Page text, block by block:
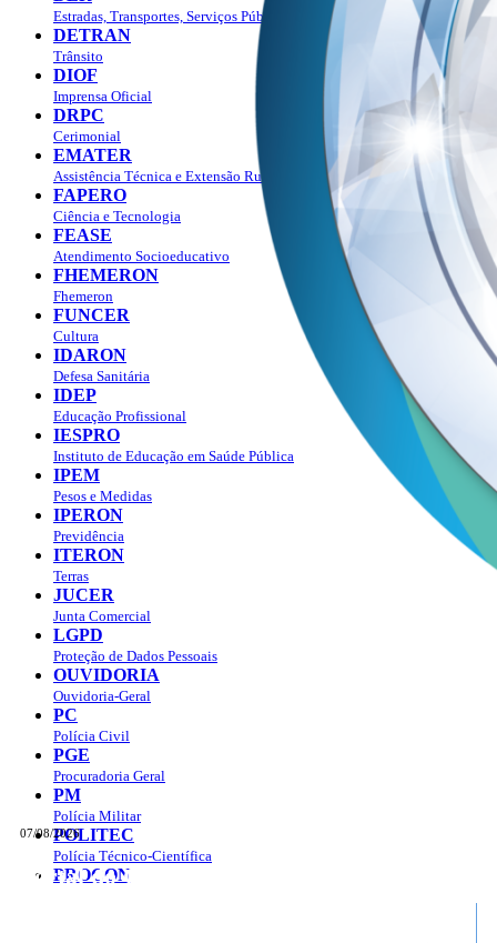
07/08/2026
Portal do Governo do
Estradas, Transportes, Serviços Públicos
DETRAN
Trânsito
DIOF
Imprensa Oficial
DRPC
Cerimonial
EMATER
Assistência Técnica e Extensão Rural
FAPERO
Ciência e Tecnologia
FEASE
Atendimento Socioeducativo
FHEMERON
Fhemeron
FUNCER
Cultura
IDARON
Defesa Sanitária
IDEP
Educação Profissional
IESPRO
Instituto de Educação em Saúde Pública
IPEM
Pesos e Medidas
IPERON
Previdência
ITERON
Terras
JUCER
Junta Comercial
LGPD
Proteção de Dados Pessoais
OUVIDORIA
Ouvidoria-Geral
PC
Polícia Civil
PGE
Procuradoria Geral
PM
Polícia Militar
POLITEC
Polícia Técnico-Científica
PROCON